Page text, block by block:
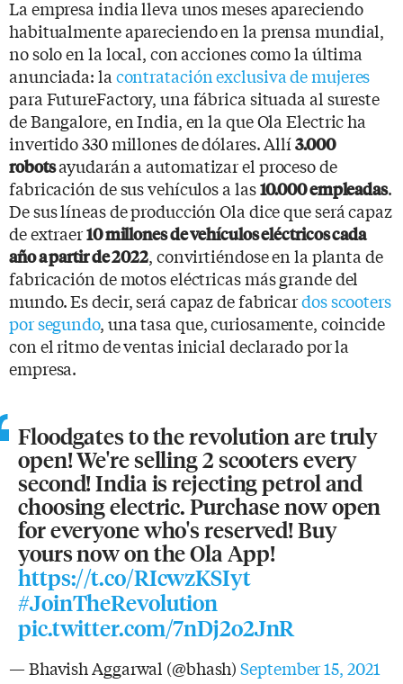
La empresa india lleva unos meses apareciendo
habitualmente apareciendo en la prensa mundial,
no solo en la local, con acciones como la última
anunciada: la contratación exclusiva de mujeres
para FutureFactory, una fábrica situada al sureste
de Bangalore, en India, en la que Ola Electric ha
invertido 330 millones de dólares. Allí3.000
robotsayudarán a automatizar el proceso de
fabricación de sus vehículos a las10.000 empleadas.
De sus líneas de producción Ola dice que será capaz
de extraer10 millones de vehículos eléctricos cada
año a partir de 2022, convirtiéndose en la planta de
fabricación de motos eléctricas más grande del
mundo. Es decir, será capaz de fabricardos scooters
por segundo, una tasa que, curiosamente, coincide
con el ritmo de ventas inicial declarado por la
empresa.
Floodgates to the revolution are truly
open! We're selling 2 scooters every
second! India is rejecting petrol and
choosing electric. Purchase now open
for everyone who's reserved! Buy
yours now on the Ola App!
https://t.co/RIcwzKSIyt
#JoinTheRevolution
pic.twitter.com/7nDj2o2JnR
— Bhavish Aggarwal (@bhash)September 15, 2021